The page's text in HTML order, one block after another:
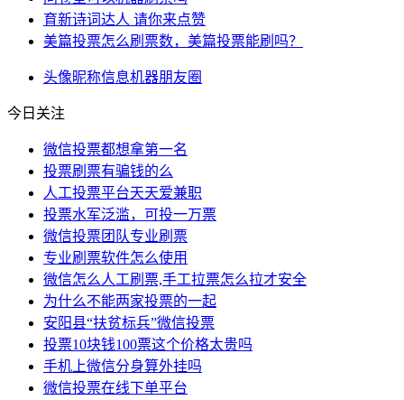
育新诗词达人 请你来点赞
美篇投票怎么刷票数，美篇投票能刷吗？
头像昵称信息机器朋友圈
今日关注
微信投票都想拿第一名
投票刷票有骗钱的么
人工投票平台天天爱兼职
投票水军泛滥，可投一万票
微信投票团队专业刷票
专业刷票软件怎么使用
微信怎么人工刷票,手工拉票怎么拉才安全
为什么不能两家投票的一起
安阳县“扶贫标兵”微信投票
投票10块钱100票这个价格太贵吗
手机上微信分身算外挂吗
微信投票在线下单平台